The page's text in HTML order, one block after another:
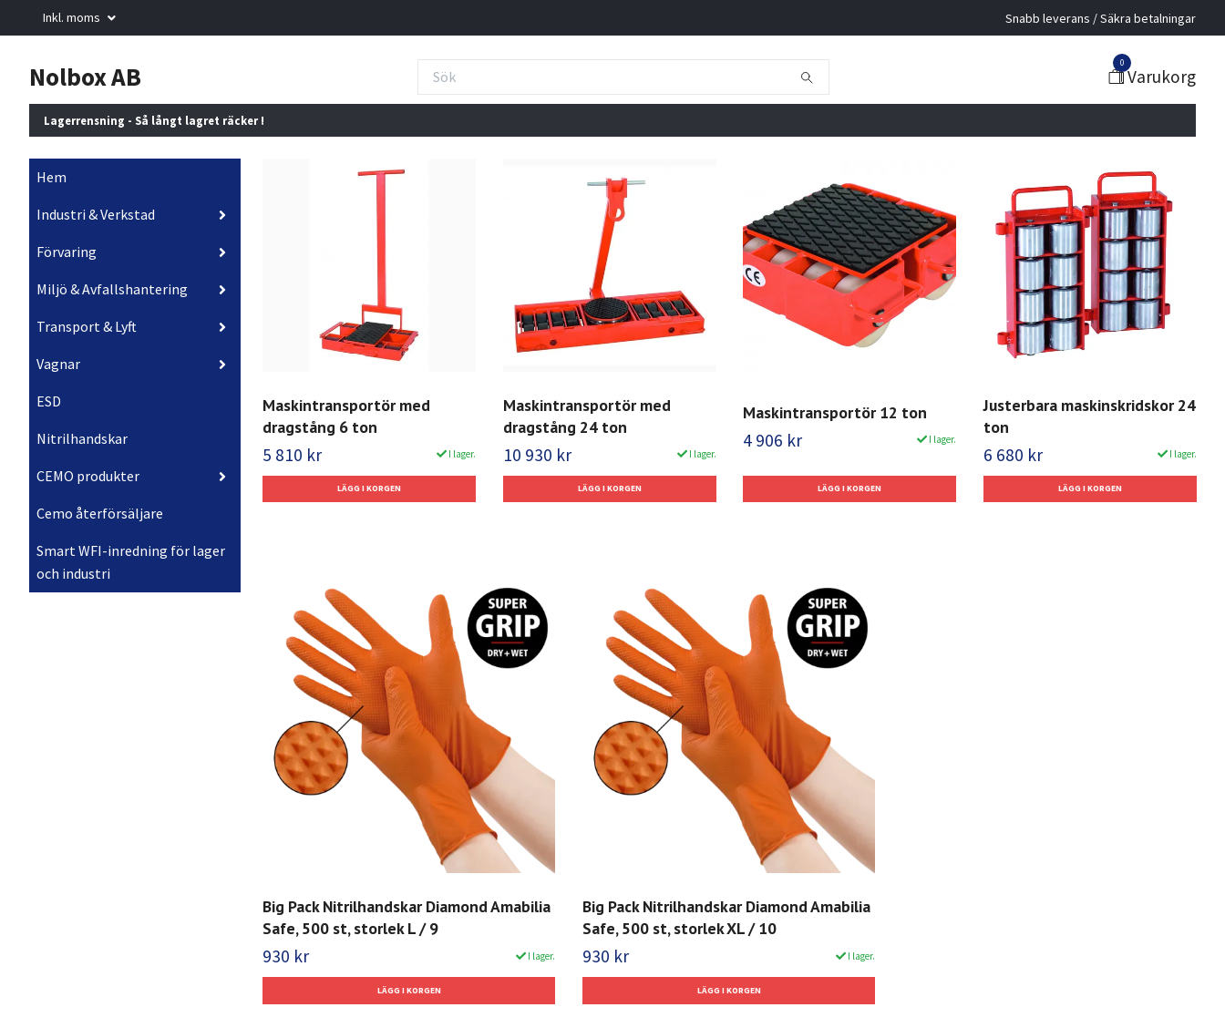
Inkl. moms Snabb leverans / Säkra betalningar
Nolbox AB 0
Varukorg
Lagerrensning - Så långt lagret räcker !
Hem
Industri & Verkstad
Förvaring
Miljö & Avfallshantering
Transport & Lyft
Vagnar
ESD
Nitrilhandskar
CEMO produkter
Cemo återförsäljare
Smart WFI-inredning för lager
och industri
Maskintransportör med
dragstång 6 ton
5 810 kr I lager.
Maskintransportör med
dragstång 24 ton
10 930 kr I lager.
Maskintransportör 12 ton
4 906 kr I lager.
Justerbara maskinskridskor 24
ton
6 680 kr I lager.
Big Pack Nitrilhandskar Diamond Amabilia
Safe, 500 st, storlek L / 9
930 kr I lager.
Big Pack Nitrilhandskar Diamond Amabilia
Safe, 500 st, storlek XL / 10
930 kr I lager.